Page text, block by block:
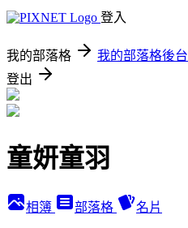
登入
我的部落格 我的部落格後台
登出
童妍童羽
相簿 部落格 名片